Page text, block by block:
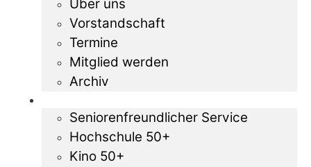
Über uns
Vorstandschaft
Termine
Mitglied werden
Archiv
Seniorenfreundlicher Service
Hochschule 50+
Kino 50+